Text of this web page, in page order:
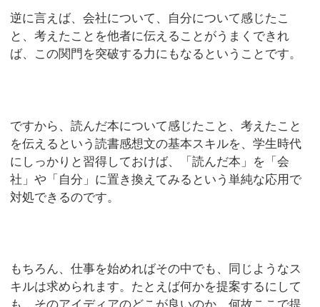
逆に言えば、会社について、自分について感じたこ
と、考えたことを他者に伝えることがうまくできれ
ば、この関門を突破する力にもなるということです。
ですから、読んだ本について感じたこと、考えたこと
を伝えるという読書感想文の基本スキルを、学生時代
にしっかりと習得しておけば、「読んだ本」を「会
社」や「自分」に置き換えてみるという単純な応用で
対処できるのです。
もちろん、仕事を始めればその中でも、同じようなス
キルは求められます。たとえば何かを提案するにして